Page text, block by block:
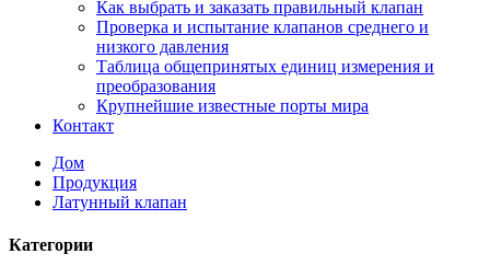
Как выбрать и заказать правильный клапан
Проверка и испытание клапанов среднего и
низкого давления
Таблица общепринятых единиц измерения и
преобразования
Крупнейшие известные порты мира
Контакт
Дом
Продукция
Латунный клапан
Категории